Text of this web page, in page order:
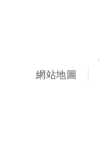
網站地圖